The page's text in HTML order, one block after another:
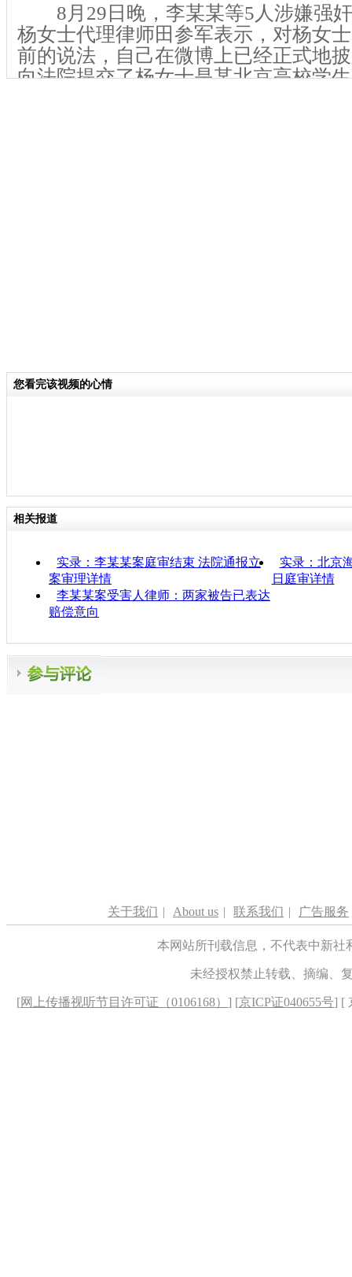
8月29日晚，李某某等5人涉嫌强
杨女士代理律师田参军表示，对杨女
前的说法，自己在微博上已经正式地
向法院提交了杨女士是某北京高校学
您看完该视频的心情
相关报道
实录：李某某案庭审结束 法院通报立
案审理详情
实录：北京
日庭审详情
李某某案受害人律师：两家被告已表达
赔偿意向
关于我们 | About us | 联系我们 | 广告服务
本网站所刊载信息，不代表中新
未经授权禁止转载、摘编、
[网上传播视听节目许可证（0106168） ] [京ICP证040655号] [